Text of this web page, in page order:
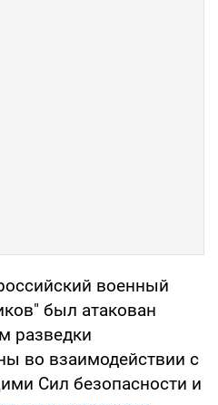
военный
был атакован
разведки
во взаимодействии с
Сил безопасности и